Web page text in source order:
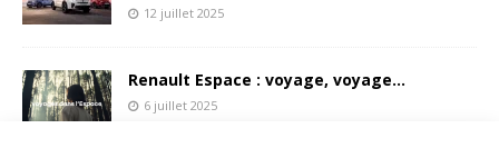
12 juillet 2025
Renault Espace : voyage, voyage…
6 juillet 2025